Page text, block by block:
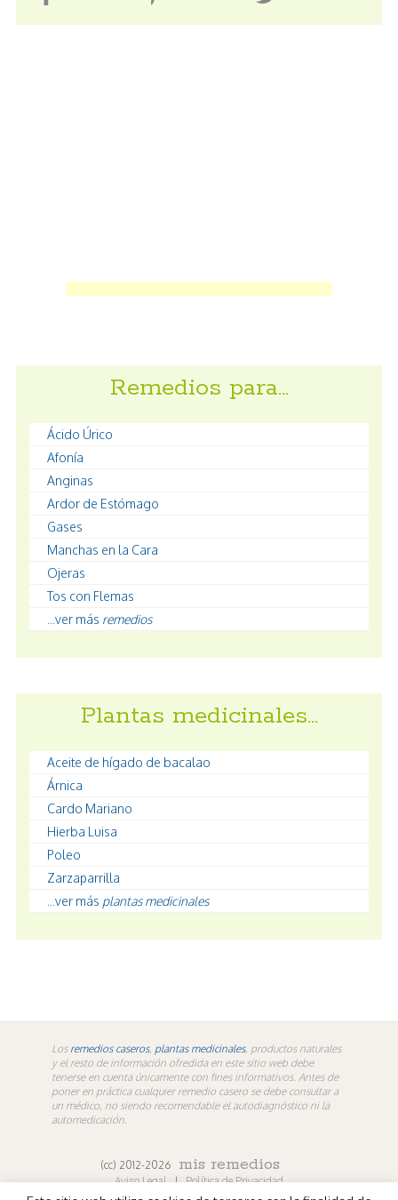
Remedios para…
Ácido Úrico
Afonía
Anginas
Ardor de Estómago
Gases
Manchas en la Cara
Ojeras
Tos con Flemas
...ver más remedios
Plantas medicinales…
Aceite de hígado de bacalao
Árnica
Cardo Mariano
Hierba Luisa
Poleo
Zarzaparrilla
...ver más plantas medicinales
Los remedios caseros, plantas medicinales, productos naturales
y el resto de información ofredida en este sitio web debe
tenerse en cuenta únicamente con fines informativos. Antes de
poner en práctica cualquier remedio casero se debe consultar a
un médico, no siendo recomendable el autodiagnóstico ni la
automedicación.
(cc) 2012-2026 mis remedios
Aviso Legal | Política de Privacidad